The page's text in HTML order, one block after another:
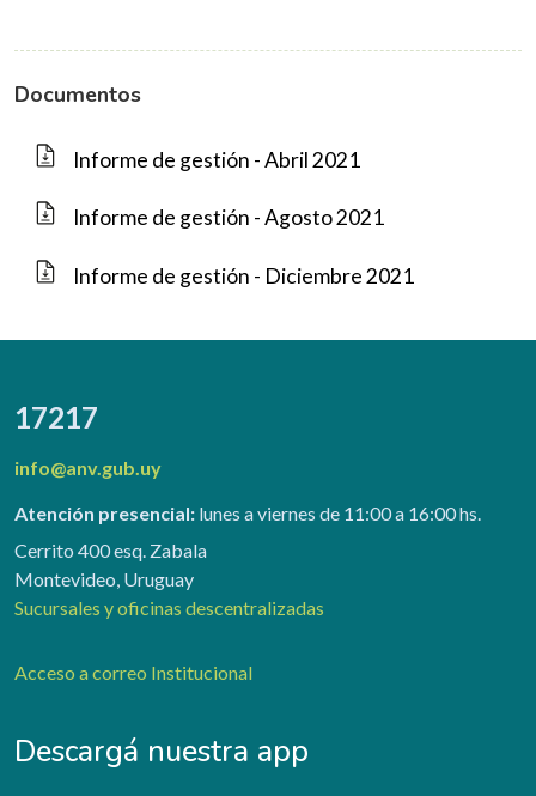
Documentos
Informe de gestión - Abril 2021
Informe de gestión - Agosto 2021
Informe de gestión - Diciembre 2021
17217
info@anv.gub.uy
Atención presencial: lunes a viernes de 11:00 a 16:00 hs.
Cerrito 400 esq. Zabala
Montevideo, Uruguay
Sucursales y oficinas descentralizadas
Acceso a correo Institucional
Descargá nuestra app